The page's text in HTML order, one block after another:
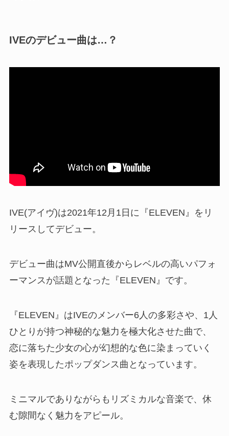
IVEのデビュー曲は…？
IVE(アイヴ)は2021年12月1日に『ELEVEN』をリ
リースしてデビュー。
デビュー曲はMV公開直後からレベルの高いパフォ
ーマンスが話題となった『ELEVEN』です。
『ELEVEN』はIVEのメンバー6人の多彩さや、1人
ひとりが持つ神秘的な魅力を極大化させた曲で、
恋に落ちた少女の心が幻想的な色に染まっていく
姿を表現したポップダンス曲となっています。
ミニマルでありながらもリズミカルな音楽で、休
む隙間なく魅力をアピール。